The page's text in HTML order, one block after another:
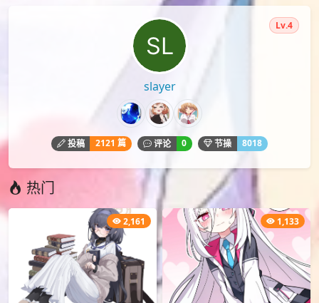
slayer
Lv.4
投稿 2121 篇 评论 0 节操 8018
热门
2,161 1,133